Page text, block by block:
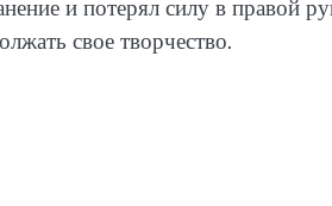
и потерял силу в правой
свое творчество.